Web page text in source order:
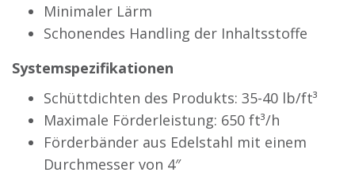
Minimaler Lärm
Schonendes Handling der Inhaltsstoffe
Systemspezifikationen
Schüttdichten des Produkts: 35-40 lb/ft³
Maximale Förderleistung: 650 ft³/h
Förderbänder aus Edelstahl mit einem
Durchmesser von 4″